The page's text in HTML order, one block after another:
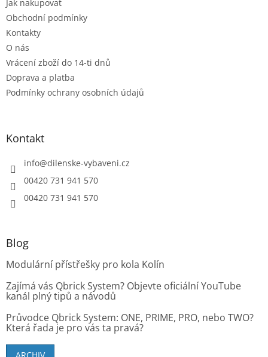
Jak nakupovat
Obchodní podmínky
Kontakty
O nás
Vrácení zboží do 14-ti dnů
Doprava a platba
Podmínky ochrany osobních údajů
Kontakt
info@dilenske-vybaveni.cz
00420 731 941 570
00420 731 941 570
Blog
Modulární přístřešky pro kola Kolín
Zajímá vás Qbrick System? Objevte oficiální YouTube
kanál plný tipů a návodů
Průvodce Qbrick System: ONE, PRIME, PRO, nebo TWO?
Která řada je pro vás ta pravá?